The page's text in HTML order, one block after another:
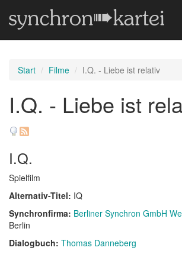
Start Filme I.Q. - Liebe ist relativ
I.Q. - Liebe ist
I.Q.
Spielfilm
Alternativ-Titel: IQ
Synchronfirma: Berliner Synchron GmbH
Berlin
Dialogbuch: Thomas Danneberg